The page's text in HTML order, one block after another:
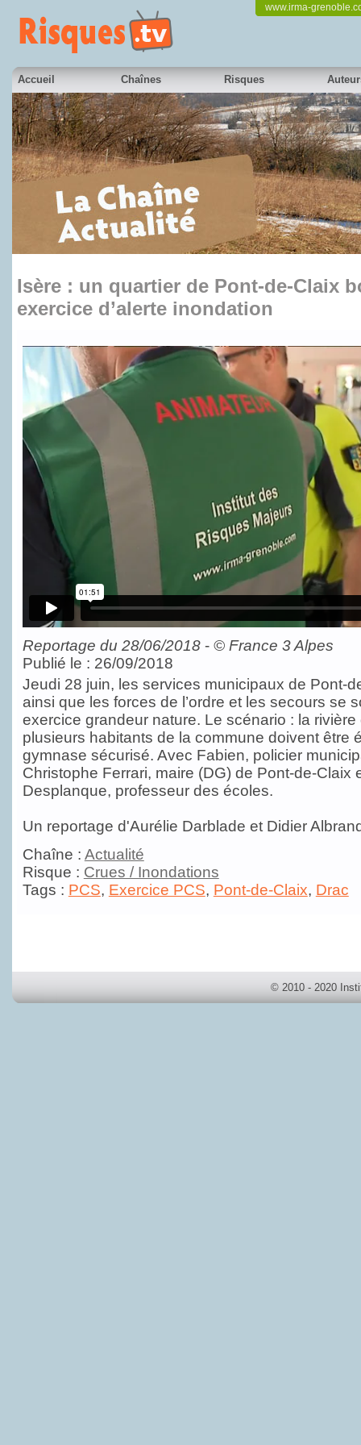
www.irma-
Accueil Chaînes Risques
en partenariat avec France 3 Alpes
Isère : un quartier de Pont-de-Claix
exercice d’alerte inondation
Reportage du 28/06/2018- © France 3 Alpes
Publié le : 26/09/2018
Jeudi 28 juin, les services municipaux de Pont-
ainsi que les forces de l’ordre et les secours se
exercice grandeur nature. Le scénario : la
plusieurs habitants de la commune doivent être
gymnase sécurisé. Avec Fabien, policier
Christophe Ferrari, maire (DG) de Pont-de-Claix
Desplanque, professeur des écoles.
Un reportage d'Aurélie Darblade et Didier
Chaîne : Actualité
Risque : Crues / Inondations
Tags : PCS, Exercice PCS, Pont-de-Claix, Drac
© 2010 - 2020